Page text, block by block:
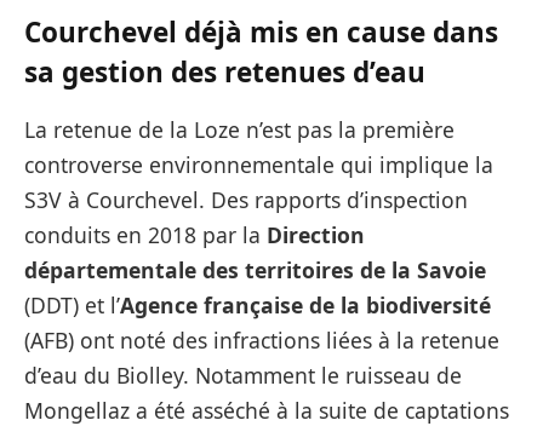
Courchevel déjà mis en cause dans
sa gestion des retenues d’eau
La retenue de la Loze n’est pas la première
controverse environnementale qui implique la
S3V à Courchevel. Des rapports d’inspection
conduits en 2018 par la Direction
départementale des territoires de la Savoie
(DDT) et l’Agence française de la biodiversité
(AFB) ont noté des infractions liées à la retenue
d’eau du Biolley. Notamment le ruisseau de
Mongellaz a été asséché à la suite de captations